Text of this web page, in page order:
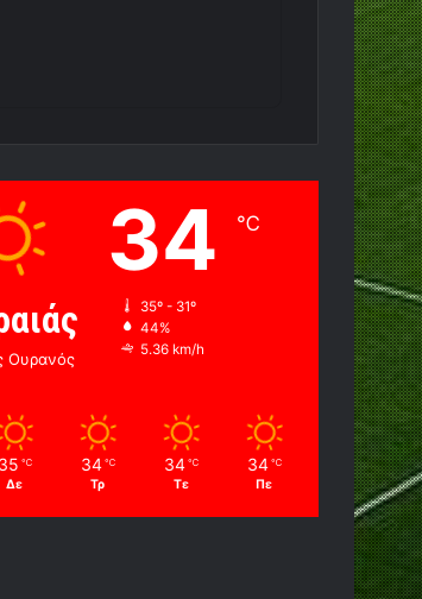
Ουρανός
34 ℃
35º - 31º
44%
5.36 km/h
35 ℃
Δε
34 ℃
Τρ
34 ℃
Τε
34 ℃
Πε